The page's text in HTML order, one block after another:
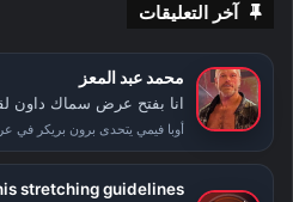
آخر التعليقات
محمد عبد المعز
انا بفتح عرض سماك داون
stretching guidelines